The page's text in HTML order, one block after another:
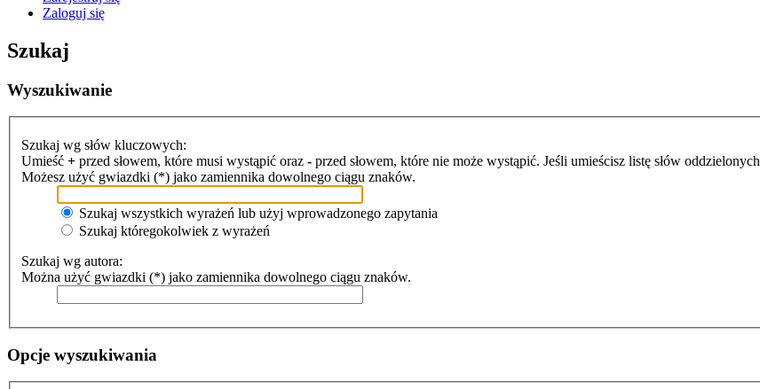
Zaloguj się
Szukaj
Wyszukiwanie
Szukaj wg słów kluczowych:
Umieść + przed słowem, które musi wystąpić oraz - przed słowem, które nie może wystąpić. Jeśli umieścisz listę słów oddzielonych
Możesz użyć gwiazdki (*) jako zamiennika dowolnego ciągu znaków.
Szukaj wszystkich wyrażeń lub użyj wprowadzonego zapytania
Szukaj któregokolwiek z wyrażeń
Szukaj wg autora:
Można użyć gwiazdki (*) jako zamiennika dowolnego ciągu znaków.
Opcje wyszukiwania